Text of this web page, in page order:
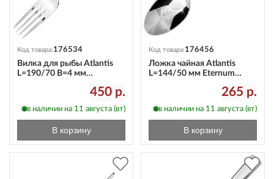
Код товара:176534
Вилка для рыбы Atlantis
L=190/70 B=4 мм
450 р.
в наличии на 11 августа (вт)
В корзину
Код товара:176456
Ложка чайная Atlantis
L=144/50 мм Eternum
265 р.
в наличии на 11 августа (вт)
В корзину